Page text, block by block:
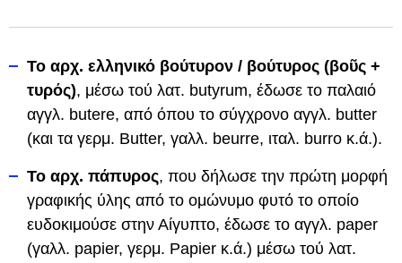
Το αρχ. ελληνικό βούτυρον / βούτυρος (βοῦς +
τυρός), μέσω τού λατ. butyrum, έδωσε το παλαιό
αγγλ. butere, από όπου το σύγχρονο αγγλ. butter
(και τα γερμ. Butter, γαλλ. beurre, ιταλ. burro κ.ά.).
Το αρχ. πάπυρος, που δήλωσε την πρώτη μορφή
γραφικής ύλης από το ομώνυμο φυτό το οποίο
ευδοκιμούσε στην Αίγυπτο, έδωσε το αγγλ. paper
(γαλλ. papier, γερμ. Papier κ.ά.) μέσω τού λατ.